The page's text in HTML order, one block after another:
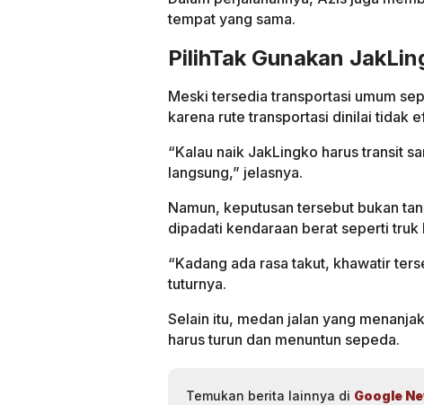
tempat yang sama.
PilihTak Gunakan
Meski tersedia transportasi umum
karena rute transportasi dinilai tidak
“Kalau naik JakLingko harus transit
langsung,” jelasnya.
Namun, keputusan tersebut bukan
dipadati kendaraan berat seperti truk
“Kadang ada rasa takut, khawatir
tuturnya.
Selain itu, medan jalan yang
harus turun dan menuntun sepeda.
Temukan berita lainnya di Google